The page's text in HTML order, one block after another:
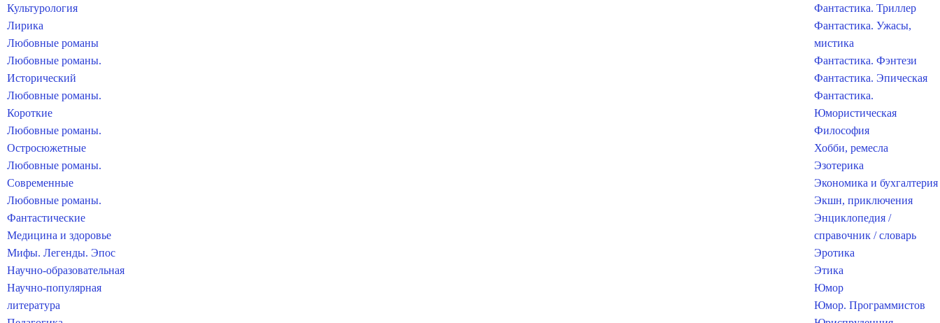
Культурология
Лирика
Любовные романы
Любовные романы.
Исторический
Любовные романы.
Короткие
Любовные романы.
Остросюжетные
Любовные романы.
Современные
Любовные романы.
Фантастические
Медицина и здоровье
Мифы. Легенды. Эпос
Научно-образовательная
Научно-популярная
литература
Фантастика. Триллер
Фантастика. Ужасы,
мистика
Фантастика. Фэнтези
Фантастика. Эпическая
Фантастика.
Юмористическая
Философия
Хобби, ремесла
Эзотерика
Экономика и бухгалтерия
Экшн, приключения
Энциклопедия /
справочник / словарь
Эротика
Этика
Юмор
Юмор. Программистов